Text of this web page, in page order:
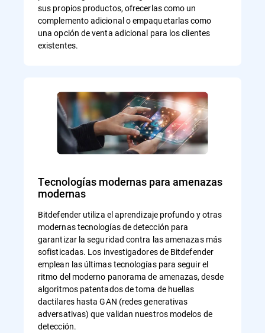
sus propios productos, ofrecerlas como un
complemento adicional o empaquetarlas como
una opción de venta adicional para los clientes
existentes.
Tecnologías modernas para amenazas
modernas
Bitdefender utiliza el aprendizaje profundo y otras
modernas tecnologías de detección para
garantizar la seguridad contra las amenazas más
sofisticadas. Los investigadores de Bitdefender
emplean las últimas tecnologías para seguir el
ritmo del moderno panorama de amenazas, desde
algoritmos patentados de toma de huellas
dactilares hasta GAN (redes generativas
adversativas) que validan nuestros modelos de
detección.